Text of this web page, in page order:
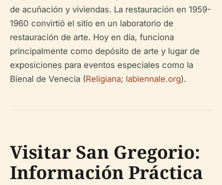
de acuñación y viviendas. La restauración en 1959-
1960 convirtió el sitio en un laboratorio de
restauración de arte. Hoy en día, funciona
principalmente como depósito de arte y lugar de
exposiciones para eventos especiales como la
Bienal de Venecia (Religiana; labiennale.org).
Visitar San Gregorio:
Información Práctica